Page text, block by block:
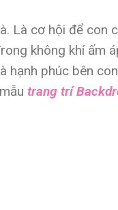
Là cơ hội để con
không khí ấm
hạnh phúc bên
trang trí